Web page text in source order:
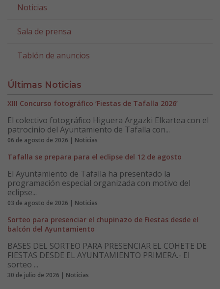
Noticias
Sala de prensa
Tablón de anuncios
Últimas Noticias
XIII Concurso fotográfico ‘Fiestas de Tafalla 2026’
El colectivo fotográfico Higuera Argazki Elkartea con el
patrocinio del Ayuntamiento de Tafalla con...
06 de agosto de 2026 | Noticias
Tafalla se prepara para el eclipse del 12 de agosto
El Ayuntamiento de Tafalla ha presentado la
programación especial organizada con motivo del
eclipse...
03 de agosto de 2026 | Noticias
Sorteo para presenciar el chupinazo de Fiestas desde el
balcón del Ayuntamiento
BASES DEL SORTEO PARA PRESENCIAR EL COHETE DE
FIESTAS DESDE EL AYUNTAMIENTO PRIMERA.- El
sorteo ...
30 de julio de 2026 | Noticias